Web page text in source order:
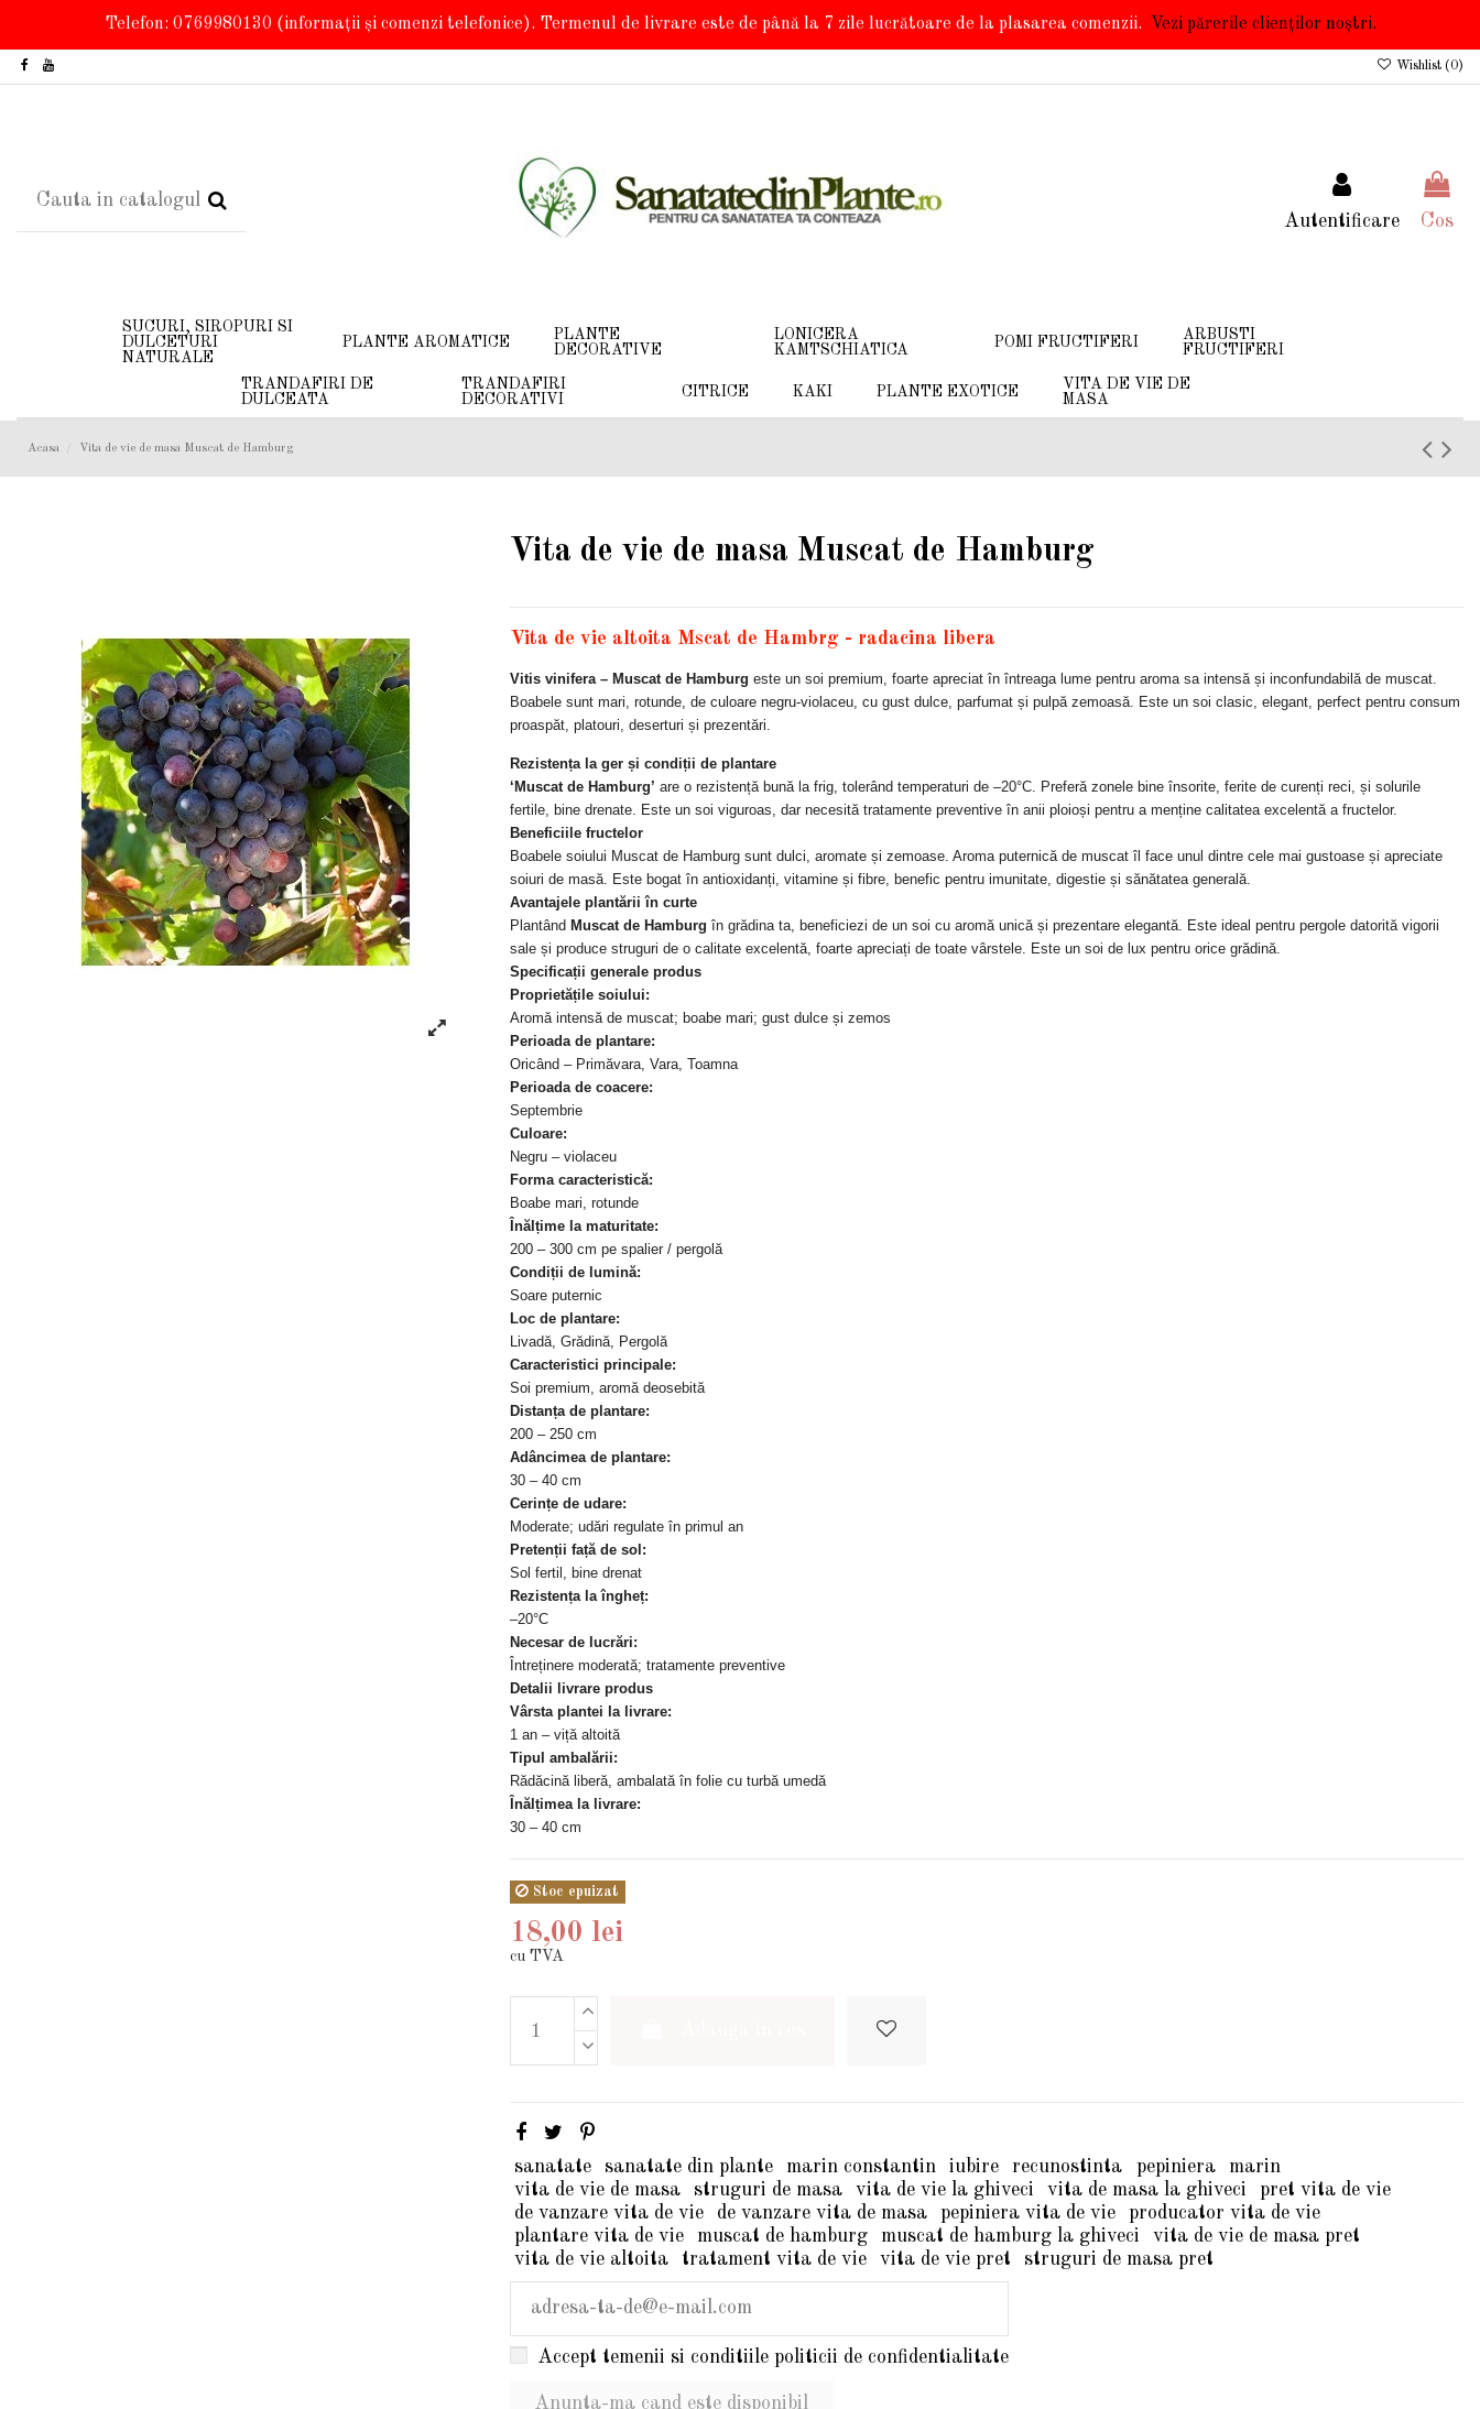
Telefon: 0769980130 (informații și comenzi telefonice). Termenul de livrare este de până la 7 zile lucrătoare de la plasarea comenzii. Vezi părerile clienților noștri.
Wishlist (0)
Autentificare Cos
SUCURI, SIROPURI SI
DULCETURI
NATURALE
PLANTE AROMATICE
PLANTE
DECORATIVE
LONICERA
KAMTSCHIATICA
POMI FRUCTIFERI
ARBUSTI
FRUCTIFERI
TRANDAFIRI DE
DULCEATA
TRANDAFIRI
DECORATIVI
CITRICE KAKI PLANTE EXOTICE
VITA DE VIE DE
MASA
Acasa Vita de vie de masa Muscat de Hamburg
Vita de vie de masa Muscat de Hamburg
Vita de vie altoita Mscat de Hambrg - radacina libera
Vitis vinifera – Muscat de Hamburg este un soi premium, foarte apreciat în întreaga lume pentru aroma sa intensă și inconfundabilă de muscat.
Boabele sunt mari, rotunde, de culoare negru-violaceu, cu gust dulce, parfumat și pulpă zemoasă. Este un soi clasic, elegant, perfect pentru consum
proaspăt, platouri, deserturi și prezentări.
Rezistența la ger și condiții de plantare
‘Muscat de Hamburg’ are o rezistență bună la frig, tolerând temperaturi de –20°C. Preferă zonele bine însorite, ferite de curenți reci, și solurile
fertile, bine drenate. Este un soi viguroas, dar necesită tratamente preventive în anii ploioși pentru a menține calitatea excelentă a fructelor.
Beneficiile fructelor
Boabele soiului Muscat de Hamburg sunt dulci, aromate și zemoase. Aroma puternică de muscat îl face unul dintre cele mai gustoase și apreciate
soiuri de masă. Este bogat în antioxidanți, vitamine și fibre, benefic pentru imunitate, digestie și sănătatea generală.
Avantajele plantării în curte
Plantând Muscat de Hamburg în grădina ta, beneficiezi de un soi cu aromă unică și prezentare elegantă. Este ideal pentru pergole datorită vigorii
sale și produce struguri de o calitate excelentă, foarte apreciați de toate vârstele. Este un soi de lux pentru orice grădină.
Specificații generale produs
Proprietățile soiului:
Aromă intensă de muscat; boabe mari; gust dulce și zemos
Perioada de plantare:
Oricând – Primăvara, Vara, Toamna
Perioada de coacere:
Septembrie
Culoare:
Negru – violaceu
Forma caracteristică:
Boabe mari, rotunde
Înălțime la maturitate:
200 – 300 cm pe spalier / pergolă
Condiții de lumină:
Soare puternic
Loc de plantare:
Livadă, Grădină, Pergolă
Caracteristici principale:
Soi premium, aromă deosebită
Distanța de plantare:
200 – 250 cm
Adâncimea de plantare:
30 – 40 cm
Cerințe de udare:
Moderate; udări regulate în primul an
Pretenții față de sol:
Sol fertil, bine drenat
Rezistența la îngheț:
–20°C
Necesar de lucrări:
Întreținere moderată; tratamente preventive
Detalii livrare produs
Vârsta plantei la livrare:
1 an – viță altoită
Tipul ambalării:
Rădăcină liberă, ambalată în folie cu turbă umedă
Înălțimea la livrare:
30 – 40 cm
Stoc epuizat
18,00 lei
cu TVA
sanatate sanatate din plante marin constantin iubire recunostinta pepiniera
marin
vita de vie de masa
struguri de masa vita de vie la ghiveci vita de masa la ghiveci
pret vita de vie
de vanzare vita de vie
de vanzare vita de masa pepiniera vita de vie
producator vita de vie
plantare vita de vie
muscat de hamburg muscat de hamburg la ghiveci
vita de vie de masa pret
vita de vie altoita
tratament vita de vie vita de vie pret struguri de masa pret
Accept temenii si conditiile politicii de confidentialitate